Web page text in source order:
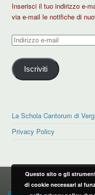
Inserisci il tuo indirizzo e-
via e-mail le notifiche di
Indirizzo
mail
Iscriviti
La Schola Cantorum di
Privacy Policy
PRIVACY POLICY
privacy policy
Questo sito o gli
di cookie necessari al